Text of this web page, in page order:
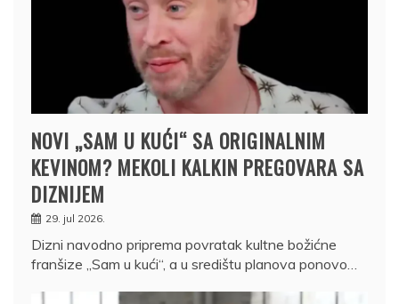
NOVI „SAM U KUĆI“ SA ORIGINALNIM
KEVINOM? MEKOLI KALKIN PREGOVARA SA
DIZNIJEM
29. jul 2026.
Dizni navodno priprema povratak kultne božićne
franšize „Sam u kući“, a u središtu planova ponovo…